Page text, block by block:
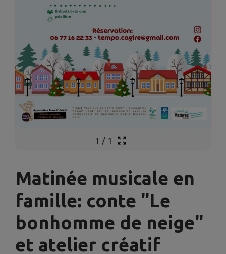
1 / 1
Matinée musicale en
famille: conte "Le
bonhomme de neige"
et atelier créatif